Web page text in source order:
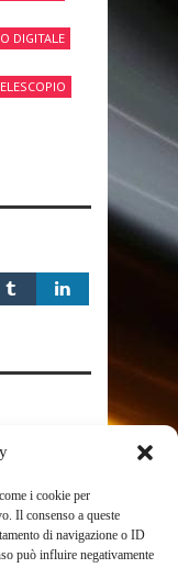
i cookie per
Il consenso a queste
di navigazione o ID
può influire negativamente
DIGITALE